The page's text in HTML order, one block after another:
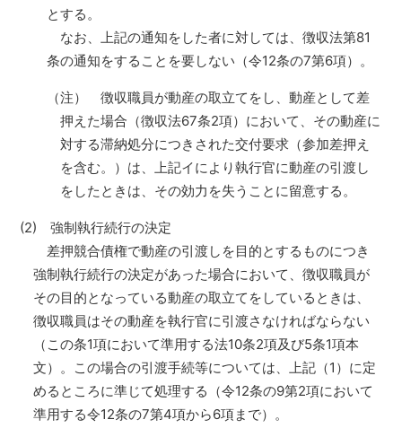
とする。
なお、上記の通知をした者に対しては、徴収法第81
条の通知をすることを要しない（令12条の7第6項）。
（注） 徴収職員が動産の取立てをし、動産として差
押えた場合（徴収法67条2項）において、その動産に
対する滞納処分につきされた交付要求（参加差押え
を含む。）は、上記イにより執行官に動産の引渡し
をしたときは、その効力を失うことに留意する。
(2) 強制執行続行の決定
差押競合債権で動産の引渡しを目的とするものにつき
強制執行続行の決定があった場合において、徴収職員が
その目的となっている動産の取立てをしているときは、
徴収職員はその動産を執行官に引渡さなければならない
（この条1項において準用する法10条2項及び5条1項本
文）。この場合の引渡手続等については、上記（1）に定
めるところに準じて処理する（令12条の9第2項において
準用する令12条の7第4項から6項まで）。